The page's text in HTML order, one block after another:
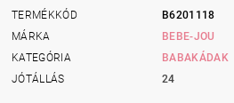
TERMÉKKÓD
B6201118
MÁRKA
BEBE-JOU
KATEGÓRIA
BABAKÁDAK
JÓTÁLLÁS
24